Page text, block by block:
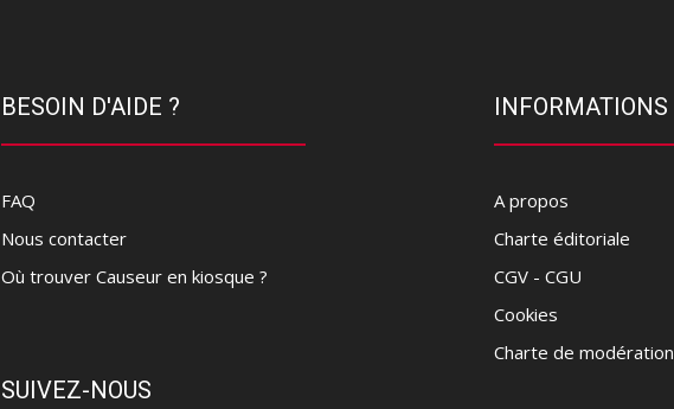
BESOIN D'AIDE ?
FAQ
Nous contacter
Où trouver Causeur en kiosque ?
SUIVEZ-NOUS
INFORMATIONS
A propos
Charte éditoriale
CGV - CGU
Cookies
Charte de modération